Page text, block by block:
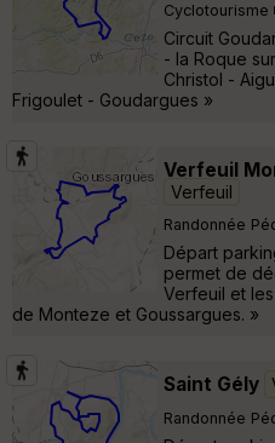
Cyclotourisme
Circuit
- la Roque
Christol -
Frigoulet - Goudargues »
Verfeuil
Verfeuil
Randonnée
Départ
permet de
Verfeuil et
de Monteze et Goussargues. »
Saint Gély
Randonnée